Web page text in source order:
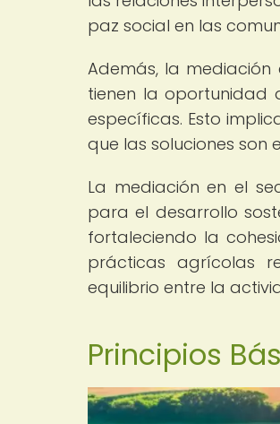
paz social en las
Además, la
tienen la oportunidad
específicas. Esto
que las soluciones
La mediación en el
para el desarrollo
fortaleciendo la
prácticas agrícolas
equilibrio entre la
Principios